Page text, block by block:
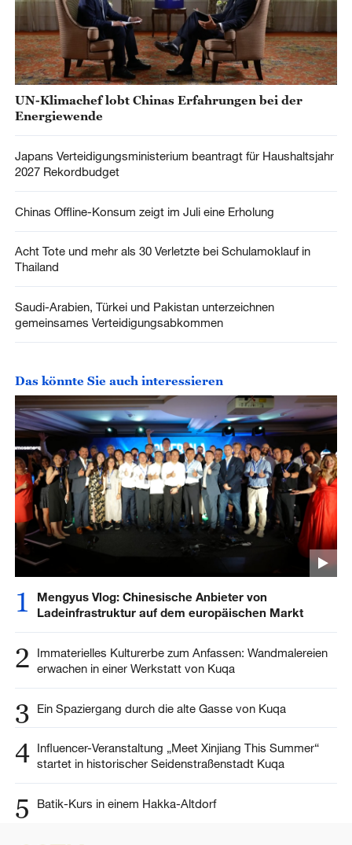
UN-Klimachef lobt Chinas Erfahrungen bei der
Energiewende
Japans Verteidigungsministerium beantragt für Haushaltsjahr
2027 Rekordbudget
Chinas Offline-Konsum zeigt im Juli eine Erholung
Acht Tote und mehr als 30 Verletzte bei Schulamoklauf in
Thailand
Saudi-Arabien, Türkei und Pakistan unterzeichnen
gemeinsames Verteidigungsabkommen
Das könnte Sie auch interessieren
1
Mengyus Vlog: Chinesische Anbieter von
Ladeinfrastruktur auf dem europäischen Markt
2
Immaterielles Kulturerbe zum Anfassen: Wandmalereien
erwachen in einer Werkstatt von Kuqa
3 Ein Spaziergang durch die alte Gasse von Kuqa
4 Influencer-Veranstaltung „Meet Xinjiang This Summer“
startet in historischer Seidenstraßenstadt Kuqa
5 Batik-Kurs in einem Hakka-Altdorf